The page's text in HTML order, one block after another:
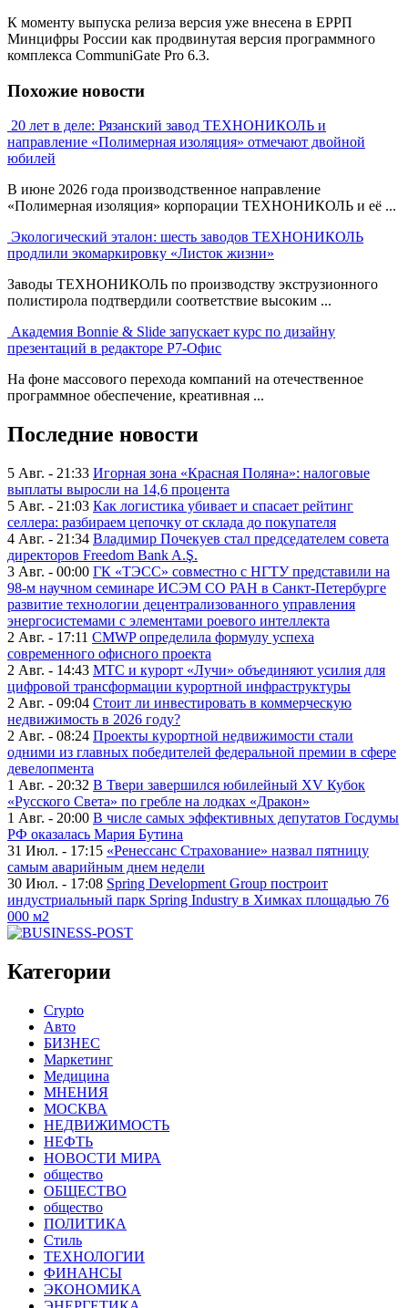
К моменту выпуска релиза версия уже внесена в ЕРРП
Минцифры России как продвинутая версия программного
комплекса CommuniGate Pro 6.3.
Похожие новости
20 лет в деле: Рязанский завод ТЕХНОНИКОЛЬ и
направление «Полимерная изоляция» отмечают двойной
юбилей
В июне 2026 года производственное направление
«Полимерная изоляция» корпорации ТЕХНОНИКОЛЬ и её ...
Экологический эталон: шесть заводов ТЕХНОНИКОЛЬ
продлили экомаркировку «Листок жизни»
Заводы ТЕХНОНИКОЛЬ по производству экструзионного
полистирола подтвердили соответствие высоким ...
Академия Bonnie & Slide запускает курс по дизайну
презентаций в редакторе Р7-Офис
На фоне массового перехода компаний на отечественное
программное обеспечение, креативная ...
Последние новости
5 Авг. - 21:33 Игорная зона «Красная Поляна»: налоговые
выплаты выросли на 14,6 процента
5 Авг. - 21:03 Как логистика убивает и спасает рейтинг
селлера: разбираем цепочку от склада до покупателя
4 Авг. - 21:34 Владимир Почекуев стал председателем совета
директоров Freedom Bank A.Ş.
3 Авг. - 00:00 ГК «ТЭСС» совместно с НГТУ представили на
98-м научном семинаре ИСЭМ СО РАН в Санкт-Петербурге
развитие технологии децентрализованного управления
энергосистемами с элементами роевого интеллекта
2 Авг. - 17:11 CMWP определила формулу успеха
современного офисного проекта
2 Авг. - 14:43 МТС и курорт «Лучи» объединяют усилия для
цифровой трансформации курортной инфраструктуры
2 Авг. - 09:04 Стоит ли инвестировать в коммерческую
недвижимость в 2026 году?
2 Авг. - 08:24 Проекты курортной недвижимости стали
одними из главных победителей федеральной премии в сфере
девелопмента
1 Авг. - 20:32 В Твери завершился юбилейный XV Кубок
«Русского Света» по гребле на лодках «Дракон»
1 Авг. - 20:00 В числе самых эффективных депутатов Госдумы
РФ оказалась Мария Бутина
31 Июл. - 17:15 «Ренессанс Страхование» назвал пятницу
самым аварийным днем недели
30 Июл. - 17:08 Spring Development Group построит
индустриальный парк Spring Industry в Химках площадью 76
000 м2
Категории
Crypto
Авто
БИЗНЕС
Маркетинг
Медицина
МНЕНИЯ
МОСКВА
НЕДВИЖИМОСТЬ
НЕФТЬ
НОВОСТИ МИРА
общество
ОБЩЕСТВО
общество
ПОЛИТИКА
Стиль
ТЕХНОЛОГИИ
ФИНАНСЫ
ЭКОНОМИКА